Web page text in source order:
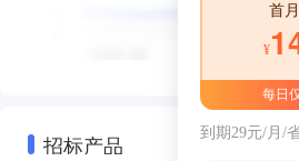
招标产品
首
¥
每日
到期29元/月/